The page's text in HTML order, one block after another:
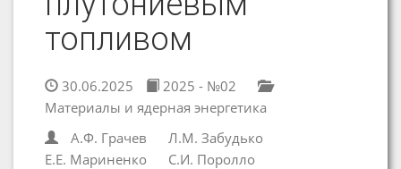
топливом
30.06.2025
2025 - №02
Материалы и ядерная энергетика
А.Ф. Грачев
Л.М. Забудько
Е.Е. Мариненко
С.И. Поролло